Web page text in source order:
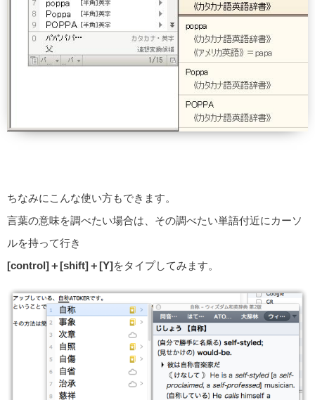
ちなみにこんな使い方もできます。
言葉の意味を調べたい場合は、その調べたい単語付近にカーソ
ルを持って行き
[control]＋[shift]＋[Y]をタイプしてみます。